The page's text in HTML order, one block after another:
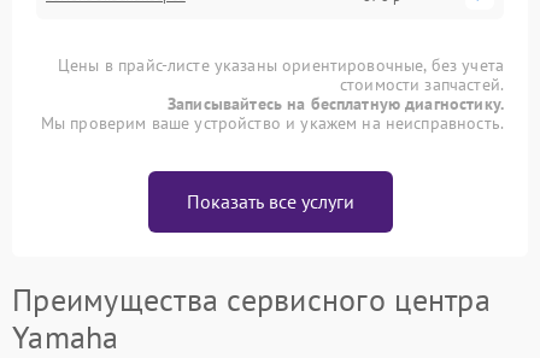
Цены в прайс-листе указаны ориентировочные, без учета
стоимости запчастей.
Записывайтесь на бесплатную диагностику.
Мы проверим ваше устройство и укажем на неисправность.
Показать все услуги
Преимущества сервисного центра
Yamaha